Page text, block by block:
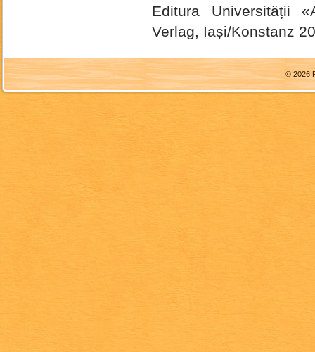
Editura Universitäții
Verlag, Iași/Konstanz
© 2026